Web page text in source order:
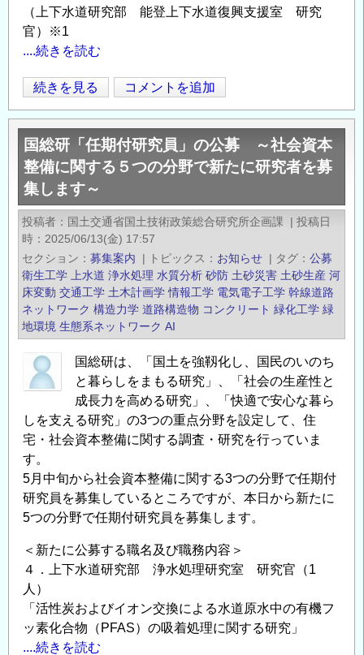
（上下水道研究部 能登上下水道復興支援室 研究
官）※1
....続きを読む
住
宅・
社
会
資
本
分
野
お
け
る
研
職
員
を
公
募
し
ま
す
続きを見る コメントを追加
国総研「任期付研究員」の公募 ～社会資本
整備に関する５つの分野で新たに研究者を募
集します～
投稿者 国土交通省国土技術政策総合研究所企画課 | 投稿日
時
2025/06/13(金) 17:57
セクション
募集案内 | トピックス お知らせ | タグ
公募
衛生工学
上水道 浄水処理 水質分析 砂防 土砂災害 土砂生産 河
床変動 交通工学 土木計画学 情報工学 電気電子工学 幹線道路
ネットワーク 構造力学 道路構造物 コンクリート 緑化工学 緑
地環境 生態系ネットワーク AI
国総研は、「国土を強靱化し、国民のいのち
と暮らしをまもる研究」、「社会の生産性と
成長力を高める研究」、「快適で安心な暮ら
しを支える研究」の3つの重点分野を設定して、住
宅・社会資本整備に関する調査・研究を行っていま
す。
5月中旬から社会資本整備に関する3つの分野で任期付
研究員を募集しているところですが、本日から新たに
5つの分野で任期付研究員を募集します。
＜新たに公募する職名及び職務内容＞
４．上下水道研究部 浄水処理研究室 研究官（1
人）
「活性炭およびイオン交換による水道原水中の有機フ
ッ素化合物（PFAS）の吸着処理に関する研究」
....続きを読む